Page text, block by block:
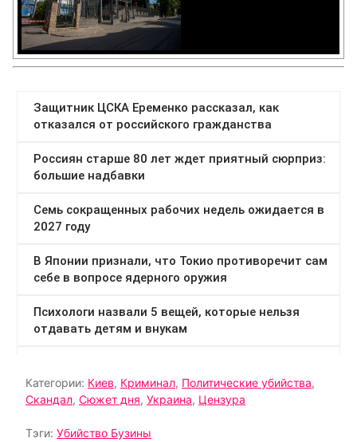
Категории: Киев, Криминал, Политические убийства,
Скандал, Сюжет дня, Украина, Цензура
Тэги: Убийство Бузины